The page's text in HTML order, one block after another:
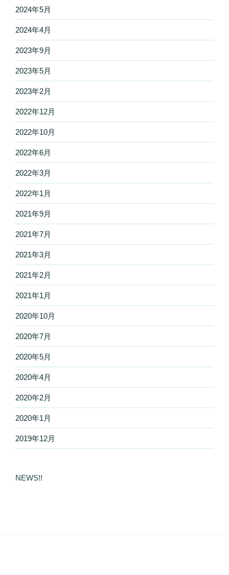
2024年5月
2024年4月
2023年9月
2023年5月
2023年2月
2022年12月
2022年10月
2022年6月
2022年3月
2022年1月
2021年9月
2021年7月
2021年3月
2021年2月
2021年1月
2020年10月
2020年7月
2020年5月
2020年4月
2020年2月
2020年1月
2019年12月
NEWS!!